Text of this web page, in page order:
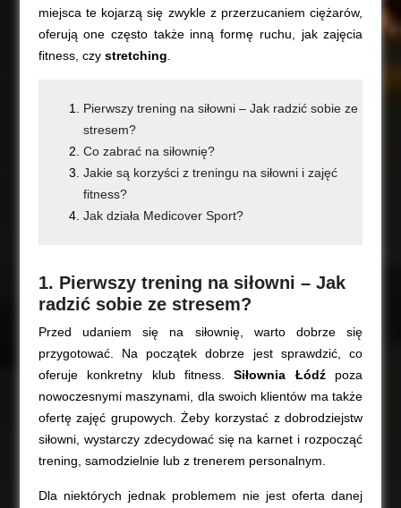
miejsca te kojarzą się zwykle z przerzucaniem ciężarów,
oferują one często także inną formę ruchu, jak zajęcia
fitness, czy stretching
Pierwszy trening na siłowni – Jak radzić sobie ze
stresem?
Co zabrać na siłownię?
Jakie są korzyści z treningu na siłowni i zajęć
fitness?
Jak działa Medicover Sport?
1. Pierwszy trening na siłowni – Jak
radzić sobie ze stresem?
Przed udaniem się na siłownię, warto dobrze się
przygotować. Na początek dobrze jest sprawdzić, co
oferuje konkretny klub fitness.
Siłownia Łódźpoza
nowoczesnymi maszynami, dla swoich klientów ma także
ofertę zajęć grupowych. Żeby korzystać z dobrodziejstw
siłowni, wystarczy zdecydować się na karnet i rozpocząć
trening, samodzielnie lub z trenerem personalnym.
Dla niektórych jednak problemem nie jest oferta danej